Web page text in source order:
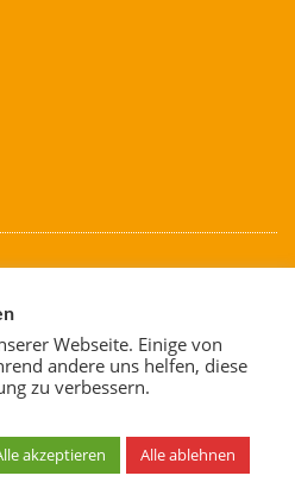
Webseite. Einige von
andere uns helfen, diese
zu verbessern.
akzeptieren Alle ablehnen